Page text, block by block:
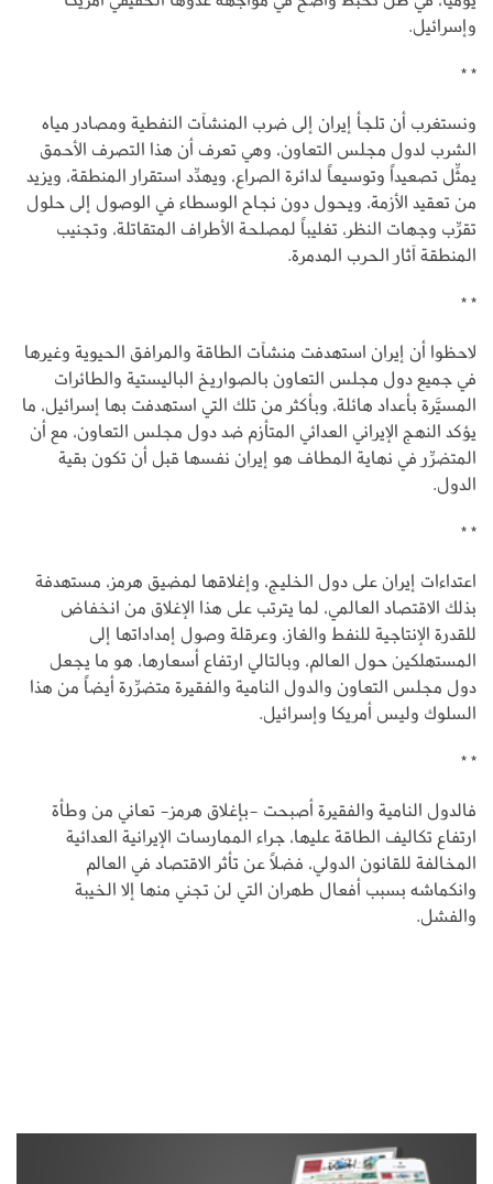
وإسرائيل.
* *
ونستغرب أن تلجأ إيران إلى ضرب المنشآت النفطية ومصادر مياه
الشرب لدول مجلس التعاون، وهي تعرف أن هذا التصرف الأحمق
يمثِّل تصعيداً وتوسيعاً لدائرة الصراع، ويهدِّد استقرار المنطقة، ويزيد
من تعقيد الأزمة، ويحول دون نجاح الوسطاء في الوصول إلى حلول
تقرِّب وجهات النظر، تغليباً لمصلحة الأطراف المتقاتلة، وتجنيب
المنطقة آثار الحرب المدمرة.
* *
لاحظوا أن إيران استهدفت منشآت الطاقة والمرافق الحيوية وغيرها
في جميع دول مجلس التعاون بالصواريخ الباليستية والطائرات
المسيَّرة بأعداد هائلة، وبأكثر من تلك التي استهدفت بها إسرائيل، ما
يؤكد النهج الإيراني العدائي المتأزم ضد دول مجلس التعاون، مع أن
المتضرِّر في نهاية المطاف هو إيران نفسها قبل أن تكون بقية
الدول.
* *
اعتداءات إيران على دول الخليج، وإغلاقها لمضيق هرمز، مستهدفة
بذلك الاقتصاد العالمي، لما يترتب على هذا الإغلاق من انخفاض
للقدرة الإنتاجية للنفط والغاز، وعرقلة وصول إمداداتها إلى
المستهلكين حول العالم، وبالتالي ارتفاع أسعارها، هو ما يجعل
دول مجلس التعاون والدول النامية والفقيرة متضرِّرة أيضاً من هذا
السلوك وليس أمريكا وإسرائيل.
* *
فالدول النامية والفقيرة أصبحت -بإغلاق هرمز- تعاني من وطأة
ارتفاع تكاليف الطاقة عليها، جراء الممارسات الإيرانية العدائية
المخالفة للقانون الدولي، فضلاً عن تأثر الاقتصاد في العالم
وانكماشه بسبب أفعال طهران التي لن تجني منها إلا الخيبة
والفشل.